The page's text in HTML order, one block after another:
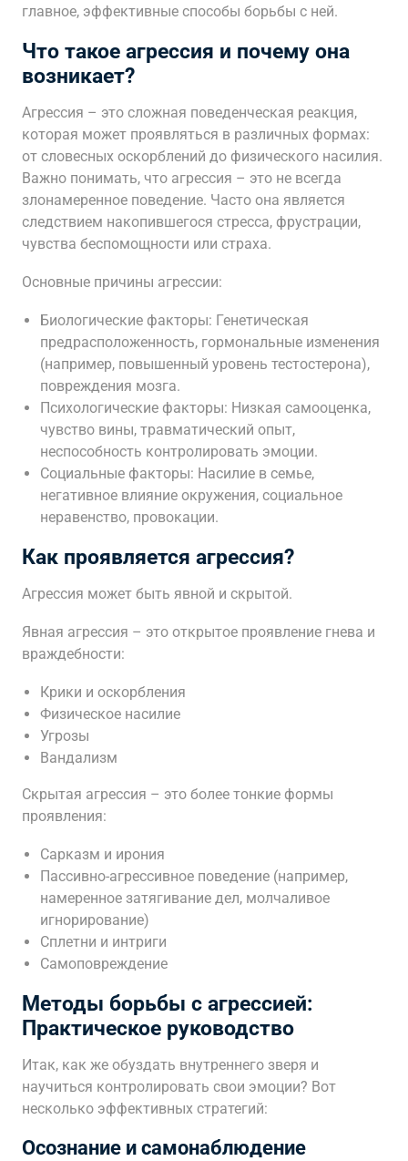
главное, эффективные способы борьбы с ней.
Что такое агрессия и почему она
возникает?
Агрессия – это сложная поведенческая реакция,
которая может проявляться в различных формах:
от словесных оскорблений до физического насилия.
Важно понимать, что агрессия – это не всегда
злонамеренное поведение. Часто она является
следствием накопившегося стресса, фрустрации,
чувства беспомощности или страха.
Основные причины агрессии:
Биологические факторы: Генетическая
предрасположенность, гормональные изменения
(например, повышенный уровень тестостерона),
повреждения мозга.
Психологические факторы: Низкая самооценка,
чувство вины, травматический опыт,
неспособность контролировать эмоции.
Социальные факторы: Насилие в семье,
негативное влияние окружения, социальное
неравенство, провокации.
Как проявляется агрессия?
Агрессия может быть явной и скрытой.
Явная агрессия – это открытое проявление гнева и
враждебности:
Крики и оскорбления
Физическое насилие
Угрозы
Вандализм
Скрытая агрессия – это более тонкие формы
проявления:
Сарказм и ирония
Пассивно-агрессивное поведение (например,
намеренное затягивание дел, молчаливое
игнорирование)
Сплетни и интриги
Самоповреждение
Методы борьбы с агрессией:
Практическое руководство
Итак, как же обуздать внутреннего зверя и
научиться контролировать свои эмоции? Вот
несколько эффективных стратегий:
Осознание и самонаблюдение